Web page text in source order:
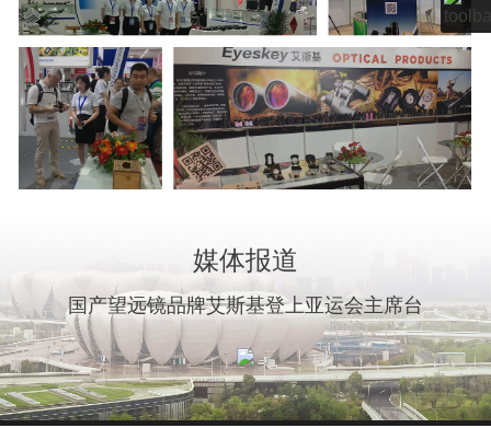
媒体报道
国产望远镜品牌艾斯基登上亚运会主席台